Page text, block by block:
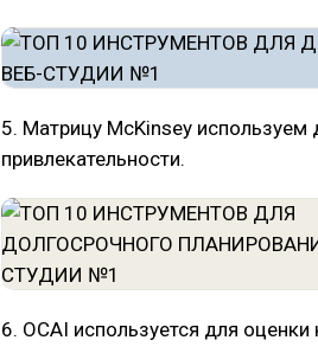
5. Матрицу McKinsey используем
привлекательности.
6. OCAI используется для